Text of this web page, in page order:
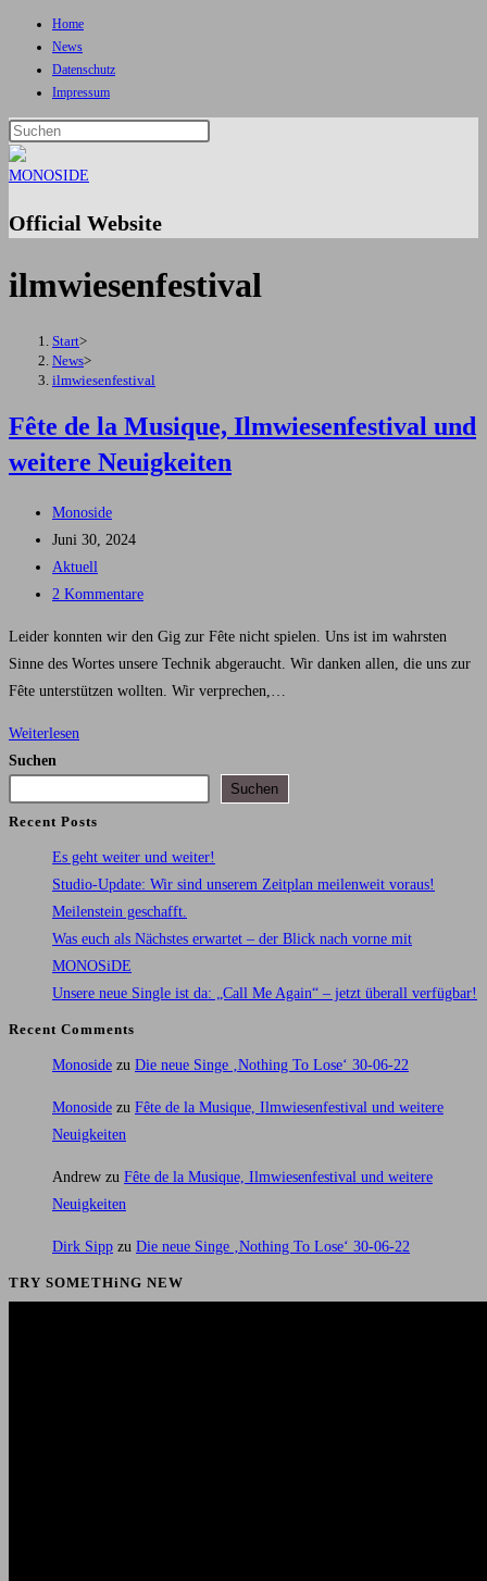
Inhalt
springen
Home
News
Datenschutz
Impressum
the
panel.
Official Website
ilmwiesenfestival
Start>
News>
ilmwiesenfestival
Fête de la Musique, Ilmwiesenfestival und
weitere Neuigkeiten
Beitrags-
Autor:
Monoside
Beitrag
veröffentlicht:
Juni 30, 2024
Beitrags-
Kategorie:
Aktuell
Beitrags-
2 Kommentare
Leider konnten wir den Gig zur Fête nicht spielen. Uns ist im wahrsten
Sinne des Wortes unsere Technik abgeraucht. Wir danken allen, die uns zur
Fête unterstützen wollten. Wir verprechen,…
Weiterlesen
und
weitere
Neuigkeiten
Suchen
Suchen
Recent Posts
Es geht weiter und weiter!
Studio-Update: Wir sind unserem Zeitplan meilenweit voraus!
Meilenstein geschafft.
Was euch als Nächstes erwartet – der Blick nach vorne mit
MONOSiDE
Unsere neue Single ist da: „Call Me Again“ – jetzt überall verfügbar!
Recent Comments
Monoside zu Die neue Singe ‚Nothing To Lose‘ 30-06-22
Monoside zu Fête de la Musique, Ilmwiesenfestival und weitere
Neuigkeiten
Andrew zu Fête de la Musique, Ilmwiesenfestival und weitere
Neuigkeiten
Dirk Sipp zu Die neue Singe ‚Nothing To Lose‘ 30-06-22
TRY SOMETHiNG NEW